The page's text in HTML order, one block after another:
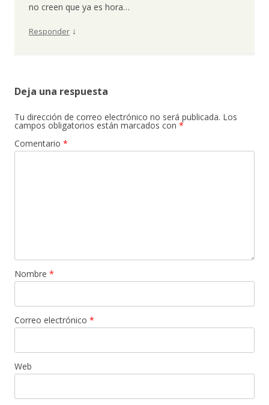
no creen que ya es hora…
Responder ↓
Deja una respuesta
Tu dirección de correo electrónico no será publicada. Los
campos obligatorios están marcados con *
Comentario *
Nombre *
Correo electrónico *
Web